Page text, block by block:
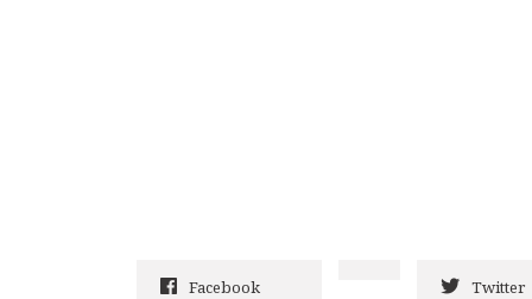
Facebook Twitter